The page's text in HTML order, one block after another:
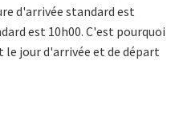
d'arrivée standard est
est 10h00. C'est pourquoi
le jour d'arrivée et de départ